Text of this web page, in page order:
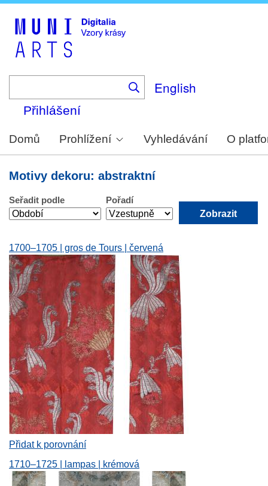
English
Přihlášení
Domů Prohlížení Vyhledávání O
Motivy dekoru: abstraktní
Seřadit podle Pořadí
1700–1705 | gros de Tours | červená
Přidat k porovnání
1710–1725 | lampas | krémová